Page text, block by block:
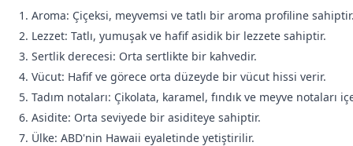
1. Aroma: Çiçeksi, meyvemsi ve tatlı bir aroma profiline
2. Lezzet: Tatlı, yumuşak ve hafif asidik bir lezzete sahiptir.
3. Sertlik derecesi: Orta sertlikte bir kahvedir.
4. Vücut: Hafif ve görece orta düzeyde bir vücut hissi verir.
5. Tadım notaları: Çikolata, karamel, fındık ve meyve notaları
6. Asidite: Orta seviyede bir asiditeye sahiptir.
7. Ülke: ABD'nin Hawaii eyaletinde yetiştirilir.